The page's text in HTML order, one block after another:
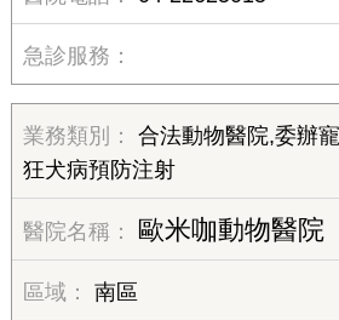
合法動物醫院,委辦
狂犬病預防注射
歐米咖動物醫院
南區